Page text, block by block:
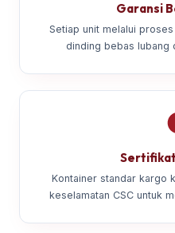
Garansi
Setiap unit melalui
dinding bebas lubang
Kontainer standar kargo
keselamatan CSC untuk